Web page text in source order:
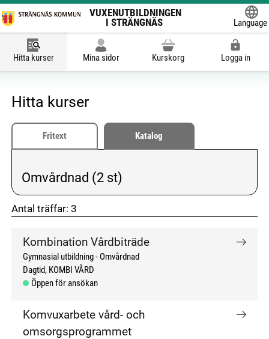
VUXENUTBILDNINGEN
I STRÄNGNÄS
Language
Hitta kurser Mina sidor Kurskorg Logga in
Hitta kurser
Fritext Katalog
Vald kategori:
Omvårdnad (2 st)
Antal träffar: 3
don't click me don't click me
Kombination Vårdbiträde
Gymnasial utbildning
Omvårdnad
Dagtid KOMBI VÅRD
Öppen för ansökan
Komvuxarbete vård- och
omsorgsprogrammet